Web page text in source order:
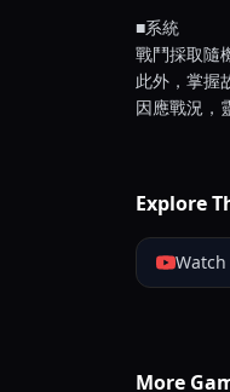
■系統
戰鬥採取隨
此外，掌握
因應戰況，
Explore
More